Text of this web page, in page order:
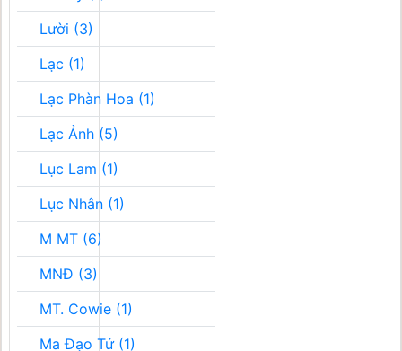
Lười (3)
Lạc (1)
Lạc Phàn Hoa (1)
Lạc Ảnh (5)
Lục Lam (1)
Lục Nhân (1)
M MT (6)
MNĐ (3)
MT. Cowie (1)
Ma Đạo Tử (1)